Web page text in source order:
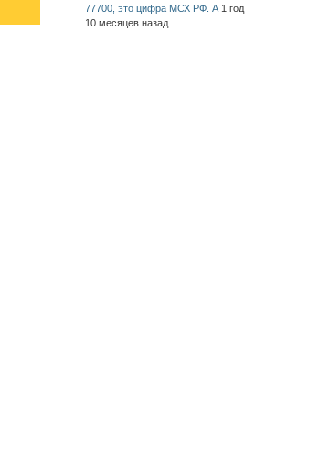
77700, это цифра МСХ РФ. А 1 год
10 месяцев назад